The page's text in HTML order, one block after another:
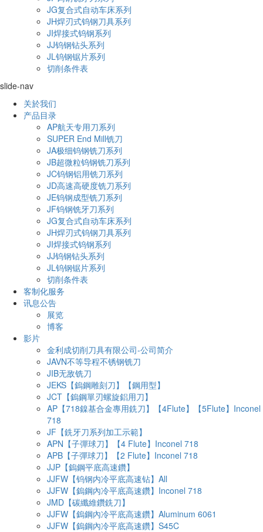
JG复合式自动车床系列
JH焊刃式钨钢刀具系列
JI焊接式钨钢系列
JJ钨钢钻头系列
JL钨钢锯片系列
切削条件表
slide-nav
关於我们
产品目录
AP航天专用刀系列
SUPER End Mill铣刀
JA极细钨钢铣刀系列
JB超微粒钨钢铣刀系列
JC钨钢铝用铣刀系列
JD高速高硬度铣刀系列
JE钨钢成型铣刀系列
JF钨钢铣牙刀系列
JG复合式自动车床系列
JH焊刃式钨钢刀具系列
JI焊接式钨钢系列
JJ钨钢钻头系列
JL钨钢锯片系列
切削条件表
客制化服务
讯息公告
展览
博客
影片
金利成切削刀具有限公司-公司简介
JAVN不等导程不锈钢铣刀
JIB无敌铣刀
JEKS【鎢鋼雕刻刀】【鋼用型】
JCT【鎢鋼單刃螺旋鋁用刀】
AP【718鎳基合金專用銑刀】【4Flute】【5Flute】Inconel
718
JF【銑牙刀系列加工示範】
APN【子彈球刀】【4 Flute】Inconel 718
APB【子彈球刀】【2 Flute】Inconel 718
JJP【鎢鋼平底高速鑽】
JJFW【钨钢内冷平底高速钻】All
JJFW【鎢鋼內冷平底高速鑽】Inconel 718
JMD【碳纖維鑽銑刀】
JJFW【鎢鋼內冷平底高速鑽】Aluminum 6061
JJFW【鎢鋼內冷平底高速鑽】S45C